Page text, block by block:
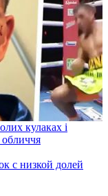
кулаках і
с низкой долей